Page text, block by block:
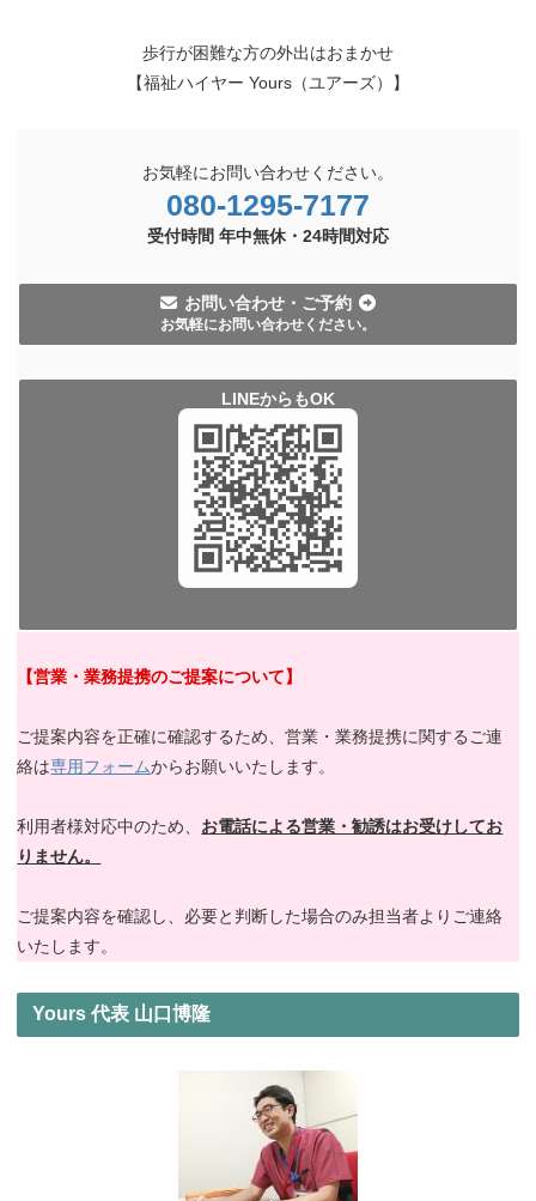
歩行が困難な方の外出はおまかせ
【福祉ハイヤー Yours（ユアーズ）】
お気軽にお問い合わせください。
080-1295-7177
受付時間 年中無休・ 24時間対応
お問い合わせ・ご予約
お気軽にお問い合わせください。
LINEからもOK
【営業・業務提携のご提案について】
ご提案内容を正確に確認するため、営業・業務提携に関するご連
絡は専用フォームからお願いいたします。
利用者様対応中のため、 お電話による営業・勧誘はお受けしてお
りません。
ご提案内容を確認し、必要と判断した場合のみ担当者よりご連絡
いたします。
Yours 代表 山口博隆